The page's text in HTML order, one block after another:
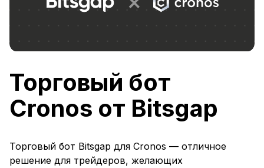
Торговый бот
Cronos от Bitsgap
Торговый бот Bitsgap для Cronos — отличное
решение для трейдеров, желающих